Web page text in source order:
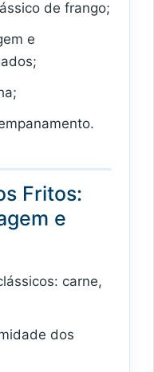
de frango;
e
Fritos:
e
carne,
dos